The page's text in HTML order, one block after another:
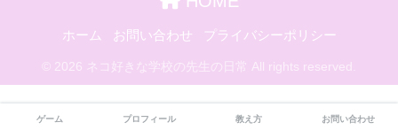
ホーム お問い合わせ プライバシーポリシー
© 2026 ネコ好きな学校の先生の日常 All rights reserved.
ゲーム プロフィール 教え方 お問い合わせ